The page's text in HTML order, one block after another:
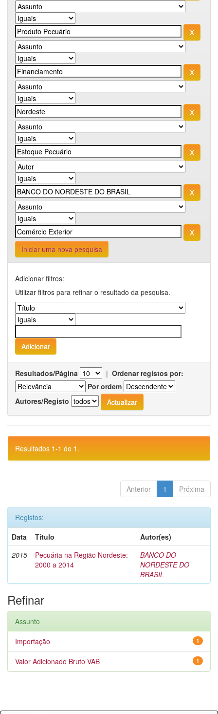
Iniciar uma nova pesquisa
Adicionar filtros:
Utilizar filtros para refinar o resultado da pesquisa.
Resultados/Página | Ordenar registos por:
Por ordem
Autores/Registo
Resultados 1-1 de 1.
Anterior 1 Próxima
Registos:
Data
Título
Autor(es)
2015
Pecuária na Região Nordeste:
2000 a 2014
BANCO DO
NORDESTE DO
BRASIL
Refinar
Assunto
1
Importação
1
Valor Adicionado Bruto VAB